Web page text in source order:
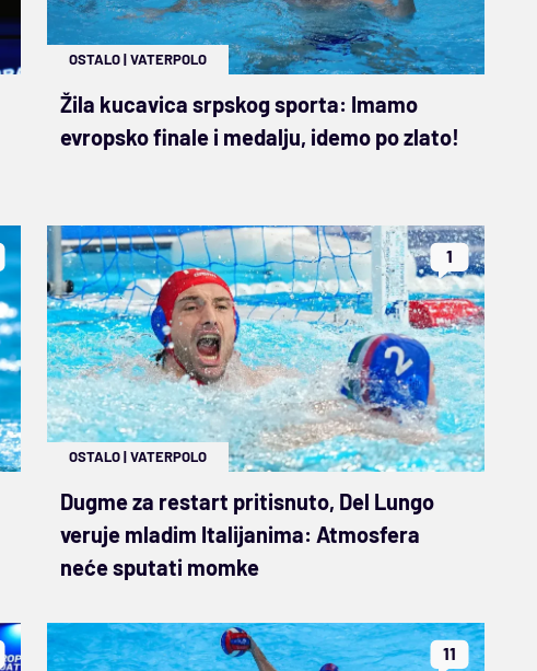
OSTALO|VATERPOLO
Žila kucavica srpskog sporta: Imamo
evropsko finale i medalju, idemo po zlato!
1
OSTALO|VATERPOLO
Dugme za restart pritisnuto, Del Lungo
veruje mladim Italijanima: Atmosfera
neće sputati momke
11